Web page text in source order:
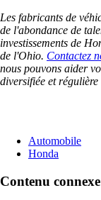
Les fabricants de
de l'abondance de
investissements de
de l'Ohio. Contactez
nous pouvons aider
diversifiée et
Automobile
Honda
Contenu connexe